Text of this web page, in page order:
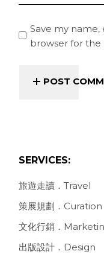
Save my name,
browser for
POST
SERVICES:
旅遊走讀．Travel
策展規劃．Curation
文化行銷．
出版設計．Design